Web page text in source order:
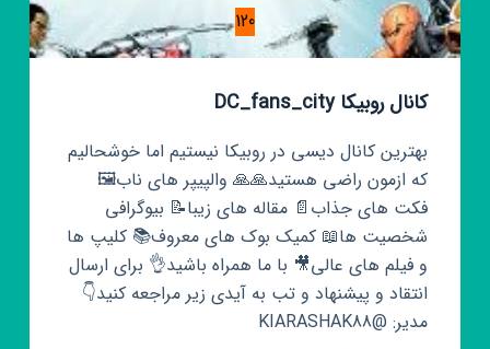
120
کانال روبیکا DC_fans_city
بهترین کانال دیسی در روبیکا نیستیم اما خوشحالیم
که ازمون راضی هستید🙏🙏 والپیپر های ناب🖼
فکت های جذاب📄 مقاله های زیبا📝 بیوگرافی
شخصیت ها📖 کمیک بوک های معروف📚 کلیپ ها
و فیلم های عالی🎥 با ما همراه باشید👌 برای ارسال
انتقاد و پیشنهاد و تب به آیدی زیر مراجعه کنید👇
مدیر: @KIARASHAK88